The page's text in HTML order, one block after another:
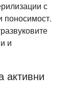
с
поносимост.
и
активни